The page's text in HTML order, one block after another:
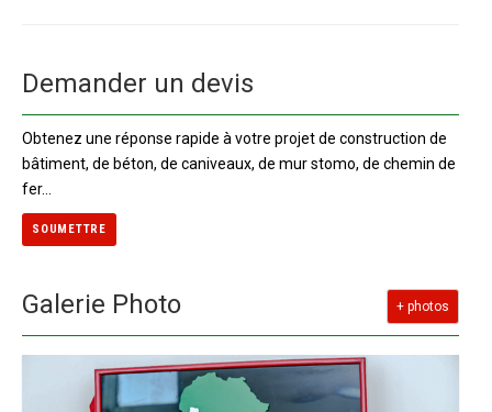
Demander un devis
Obtenez une réponse rapide à votre projet de construction de
bâtiment, de béton, de caniveaux, de mur stomo, de chemin de
fer...
SOUMETTRE
+ photos
Galerie Photo